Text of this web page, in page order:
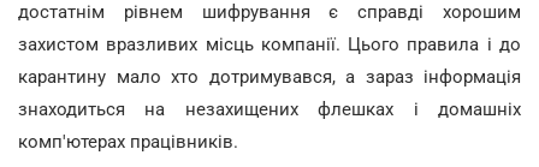
достатнім рівнем шифрування є справді хорошим
захистом вразливих місць компанії. Цього правила і до
карантину мало хто дотримувався, а зараз інформація
знаходиться на незахищених флешках і домашніх
комп'ютерах працівників.